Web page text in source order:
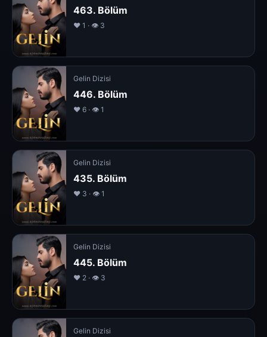
463. Bölüm
❤️ 1 · 👁 3
Gelin Dizisi
446. Bölüm
❤️ 6 · 👁 1
Gelin Dizisi
435. Bölüm
❤️ 3 · 👁 1
Gelin Dizisi
445. Bölüm
❤️ 2 · 👁 3
Gelin Dizisi